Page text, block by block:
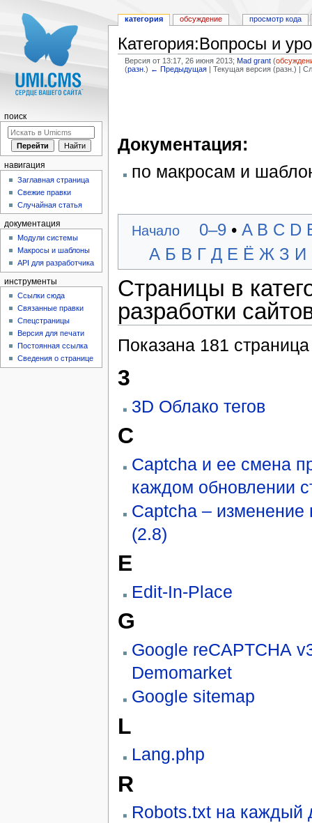
Категория:Вопросы и
Версия от 13:17, 26 июня 2013;Mad grant (
(разн.) ← Предыдущая | Текущая версия (разн.) |
Документация:
по макросам и
Начало 0–9 •A B C D
А Б В Г Д Е Ё Ж З И
Страницы в
разработки
Показана 181
3
3D Облако тегов
C
Captcha и ее смена
каждом обновлении
Captcha – изменение
(2.8)
E
Edit-In-Place
G
Google reCAPTCHA
Demomarket
Google sitemap
L
Lang.php
R
Robots.txt на каждый
категория обсуждение просмотр кода
поиск
навигация
Заглавная страница
Свежие правки
Случайная статья
документация
Модули системы
Макросы и шаблоны
API для разработчика
инструменты
Ссылки сюда
Связанные правки
Спецстраницы
Версия для печати
Постоянная ссылка
Сведения о странице